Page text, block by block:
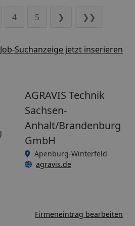
4 5 ❯ ❯❯
Job-Suchanzeige jetzt inserieren
AGRAVIS Technik
Sachsen-
Anhalt/Brandenburg
GmbH
Apenburg-Winterfeld
agravis.de
Firmeneintrag bearbeiten